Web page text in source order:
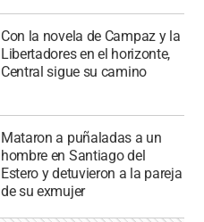
Con la novela de Campaz y la
Libertadores en el horizonte,
Central sigue su camino
Mataron a puñaladas a un
hombre en Santiago del
Estero y detuvieron a la pareja
de su exmujer